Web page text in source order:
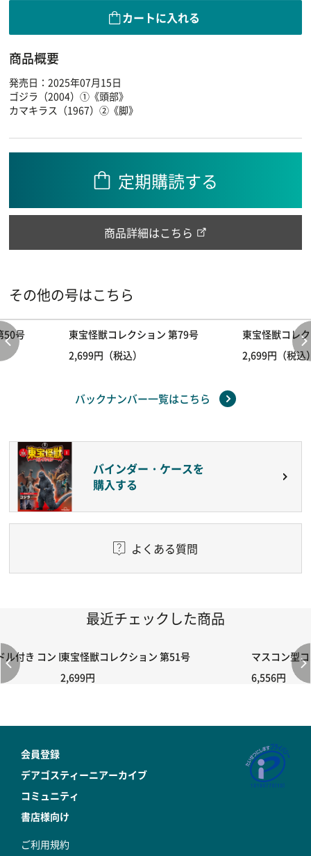
カートに入れる
商品概要
発売日：2025年07月15日
ゴジラ（2004）①《頭部》
カマキラス（1967）②《脚》
定期購読する
商品詳細はこちら
その他の号はこちら
50号
東宝怪獣コレクション 第79号
2,699円（税込）
東宝怪獣コレ
2,699円（税込
バックナンバー一覧はこちら
バインダー・ケースを
購入する
よくある質問
最近チェックした商品
付き コントローラー＆ポイント切り替えスイッチRC-02/C002 /
東宝怪獣コレクション 第51号
2,699円
マスコン型
6,556円
会員登録
デアゴスティーニアーカイブ
コミュニティ
書店様向け
ご利用規約